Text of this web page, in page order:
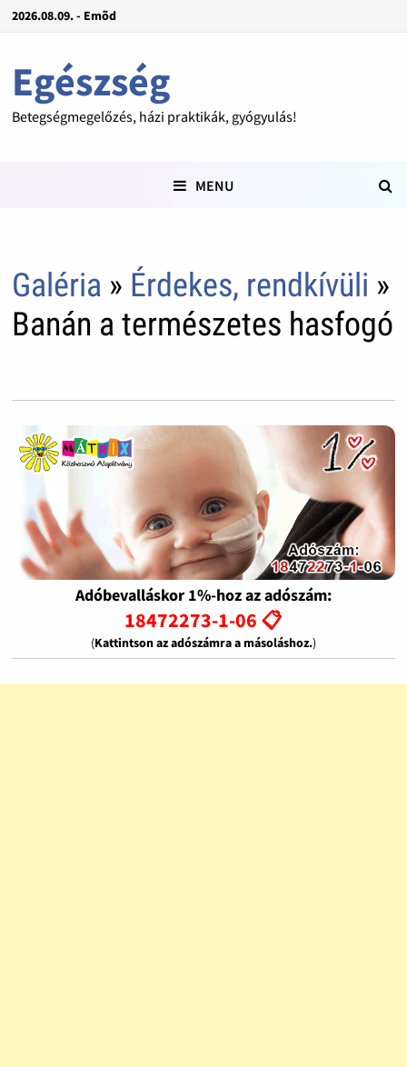
2026.08.09. - Emõd
Egészség
Betegségmegelőzés, házi praktikák, gyógyulás!
MENU
Galéria » Érdekes, rendkívüli »
Banán a természetes hasfogó
Adóbevalláskor 1%-hoz az adószám:
18472273-1-06 📋
(Kattintson az adószámra a másoláshoz.)